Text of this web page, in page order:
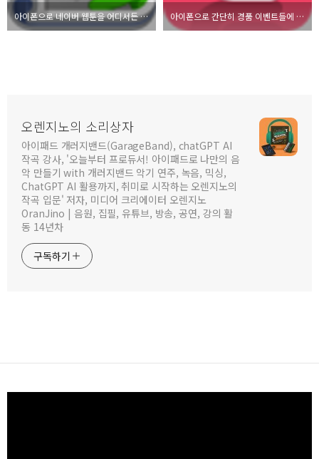
아이폰으로 네이버 웹툰을 어디서든 간편하게 아이폰으로 간단히 경품 이벤트들에 참여하는 앱, 이벤토리
오렌지노의 소리상자
아이패드 개러지밴드(GarageBand), chatGPT AI
작곡 강사, '오늘부터 프로듀서! 아이패드로 나만의 음
악 만들기 with 개러지밴드 악기 연주, 녹음, 믹싱,
ChatGPT AI 활용까지, 취미로 시작하는 오렌지노의
작곡 입문' 저자, 미디어 크리에이터 오렌지노
OranJino | 음원, 집필, 유튜브, 방송, 공연, 강의 활
동 14년차
구독하기